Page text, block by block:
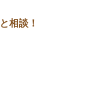
と相談 ！